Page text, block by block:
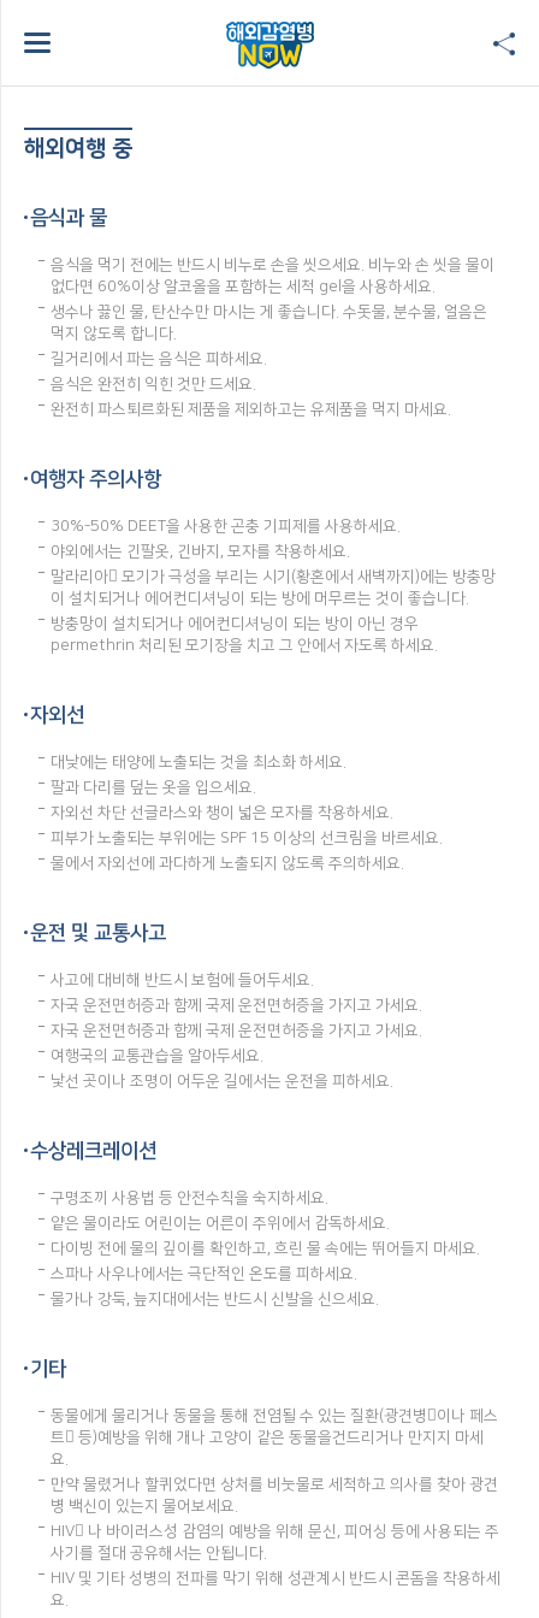
해외여행 중
음식과 물
음식을 먹기 전에는 반드시 비누로 손을 씻으세요. 비누와 손 씻을 물이
없다면 60%이상 알코올을 포함하는 세척 gel을 사용하세요.
생수나 끓인 물, 탄산수만 마시는 게 좋습니다. 수돗물, 분수물, 얼음은
먹지 않도록 합니다.
길거리에서 파는 음식은 피하세요.
음식은 완전히 익힌 것만 드세요.
완전히 파스퇴르화된 제품을 제외하고는 유제품을 먹지 마세요.
여행자 주의사항
30%-50% DEET을 사용한 곤충 기피제를 사용하세요.
야외에서는 긴팔옷, 긴바지, 모자를 착용하세요.
말라리아 모기가 극성을 부리는 시기(황혼에서 새벽까지)에는 방충망
이 설치되거나 에어컨디셔닝이 되는 방에 머무르는 것이 좋습니다.
방충망이 설치되거나 에어컨디셔닝이 되는 방이 아닌 경우
permethrin 처리된 모기장을 치고 그 안에서 자도록 하세요.
자외선
대낮에는 태양에 노출되는 것을 최소화 하세요.
팔과 다리를 덮는 옷을 입으세요.
자외선 차단 선글라스와 챙이 넓은 모자를 착용하세요.
피부가 노출되는 부위에는 SPF 15 이상의 선크림을 바르세요.
물에서 자외선에 과다하게 노출되지 않도록 주의하세요.
운전 및 교통사고
사고에 대비해 반드시 보험에 들어두세요.
자국 운전면허증과 함께 국제 운전면허증을 가지고 가세요.
자국 운전면허증과 함께 국제 운전면허증을 가지고 가세요.
여행국의 교통관습을 알아두세요.
낯선 곳이나 조명이 어두운 길에서는 운전을 피하세요.
수상레크레이션
구명조끼 사용법 등 안전수칙을 숙지하세요.
얕은 물이라도 어린이는 어른이 주위에서 감독하세요.
다이빙 전에 물의 깊이를 확인하고, 흐린 물 속에는 뛰어들지 마세요.
스파나 사우나에서는 극단적인 온도를 피하세요.
물가나 강둑, 늪지대에서는 반드시 신발을 신으세요.
기타
동물에게 물리거나 동물을 통해 전염될 수 있는 질환(광견병이나 페스
트 등)예방을 위해 개나 고양이 같은 동물을건드리거나 만지지 마세
요.
만약 물렸거나 할퀴었다면 상처를 비눗물로 세척하고 의사를 찾아 광견
병 백신이 있는지 물어보세요.
HIV 나 바이러스성 감염의 예방을 위해 문신, 피어싱 등에 사용되는 주
사기를 절대 공유해서는 안됩니다.
HIV 및 기타 성병의 전파를 막기 위해 성관계시 반드시 콘돔을 착용하세
요.